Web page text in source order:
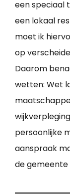
een speciaal
een lokaal
moet ik
op
Daarom
wetten: Wet
persoonlijke
aanspraak
de gemeente